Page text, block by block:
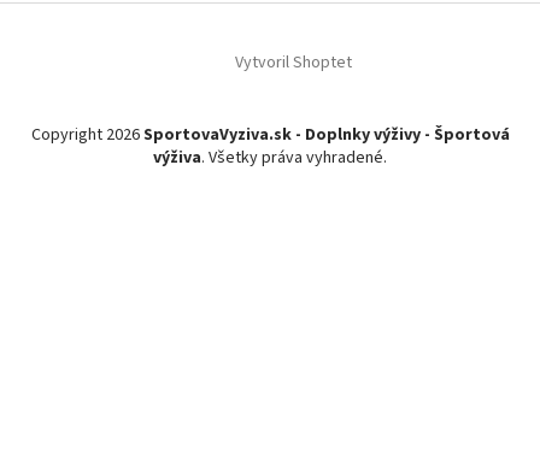
Vytvoril Shoptet
Copyright 2026SportovaVyziva.sk - Doplnky výživy - Športová
výživa. Všetky práva vyhradené.